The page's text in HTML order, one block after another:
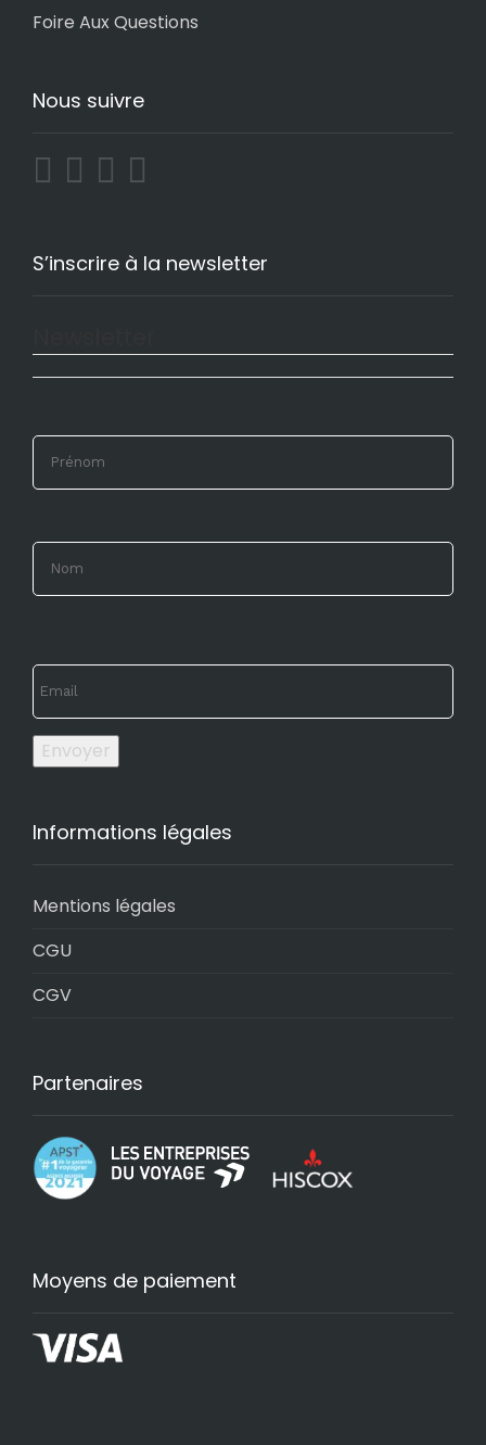
Foire Aux Questions
Nous suivre
S’inscrire à la newsletter
Envoyer
Informations légales
Mentions légales
CGU
CGV
Partenaires
Moyens de paiement